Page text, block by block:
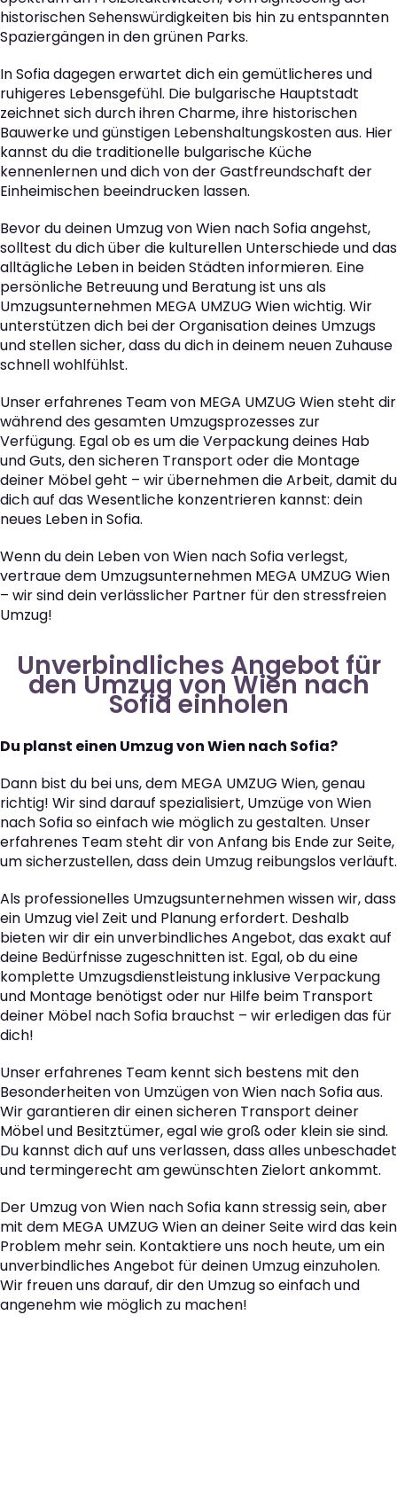
historischen Sehenswürdigkeiten bis hin zu entspannten
Spaziergängen in den grünen Parks.
In Sofia dagegen erwartet dich ein gemütlicheres und
ruhigeres Lebensgefühl. Die bulgarische Hauptstadt
zeichnet sich durch ihren Charme, ihre historischen
Bauwerke und günstigen Lebenshaltungskosten aus. Hier
kannst du die traditionelle bulgarische Küche
kennenlernen und dich von der Gastfreundschaft der
Einheimischen beeindrucken lassen.
Bevor du deinen Umzug von Wien nach Sofia angehst,
solltest du dich über die kulturellen Unterschiede und das
alltägliche Leben in beiden Städten informieren. Eine
persönliche Betreuung und Beratung ist uns als
Umzugsunternehmen MEGA UMZUG Wien wichtig. Wir
unterstützen dich bei der Organisation deines Umzugs
und stellen sicher, dass du dich in deinem neuen Zuhause
schnell wohlfühlst.
Unser erfahrenes Team von MEGA UMZUG Wien steht dir
während des gesamten Umzugsprozesses zur
Verfügung. Egal ob es um die Verpackung deines Hab
und Guts, den sicheren Transport oder die Montage
deiner Möbel geht – wir übernehmen die Arbeit, damit du
dich auf das Wesentliche konzentrieren kannst: dein
neues Leben in Sofia.
Wenn du dein Leben von Wien nach Sofia verlegst,
vertraue dem Umzugsunternehmen MEGA UMZUG Wien
– wir sind dein verlässlicher Partner für den stressfreien
Umzug!
Unverbindliches Angebot für
den Umzug von Wien nach
Sofia einholen
Du planst einen Umzug von Wien nach Sofia?
Dann bist du bei uns, dem MEGA UMZUG Wien, genau
richtig! Wir sind darauf spezialisiert, Umzüge von Wien
nach Sofia so einfach wie möglich zu gestalten. Unser
erfahrenes Team steht dir von Anfang bis Ende zur Seite,
um sicherzustellen, dass dein Umzug reibungslos verläuft.
Als professionelles Umzugsunternehmen wissen wir, dass
ein Umzug viel Zeit und Planung erfordert. Deshalb
bieten wir dir ein unverbindliches Angebot, das exakt auf
deine Bedürfnisse zugeschnitten ist. Egal, ob du eine
komplette Umzugsdienstleistung inklusive Verpackung
und Montage benötigst oder nur Hilfe beim Transport
deiner Möbel nach Sofia brauchst – wir erledigen das für
dich!
Unser erfahrenes Team kennt sich bestens mit den
Besonderheiten von Umzügen von Wien nach Sofia aus.
Wir garantieren dir einen sicheren Transport deiner
Möbel und Besitztümer, egal wie groß oder klein sie sind.
Du kannst dich auf uns verlassen, dass alles unbeschadet
und termingerecht am gewünschten Zielort ankommt.
Der Umzug von Wien nach Sofia kann stressig sein, aber
mit dem MEGA UMZUG Wien an deiner Seite wird das kein
Problem mehr sein. Kontaktiere uns noch heute, um ein
unverbindliches Angebot für deinen Umzug einzuholen.
Wir freuen uns darauf, dir den Umzug so einfach und
angenehm wie möglich zu machen!